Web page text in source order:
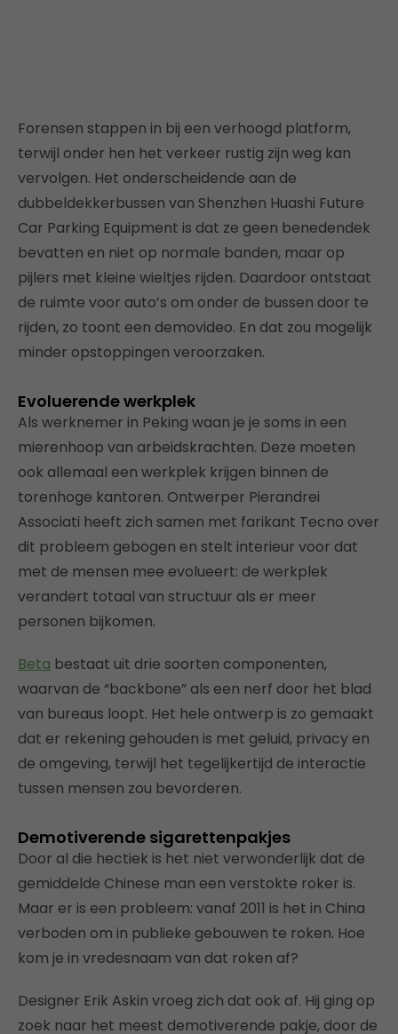
Forensen stappen in bij een verhoogd platform,
terwijl onder hen het verkeer rustig zijn weg kan
vervolgen. Het onderscheidende aan de
dubbeldekkerbussen van Shenzhen Huashi Future
Car Parking Equipment is dat ze geen benedendek
bevatten en niet op normale banden, maar op
pijlers met kleine wieltjes rijden. Daardoor ontstaat
de ruimte voor auto’s om onder de bussen door te
rijden, zo toont een demovideo. En dat zou mogelijk
minder opstoppingen veroorzaken.
Evoluerende werkplek
Als werknemer in Peking waan je je soms in een
mierenhoop van arbeidskrachten. Deze moeten
ook allemaal een werkplek krijgen binnen de
torenhoge kantoren. Ontwerper Pierandrei
Associati heeft zich samen met farikant Tecno over
dit probleem gebogen en stelt interieur voor dat
met de mensen mee evolueert: de werkplek
verandert totaal van structuur als er meer
personen bijkomen.
Beta bestaat uit drie soorten componenten,
waarvan de “backbone” als een nerf door het blad
van bureaus loopt. Het hele ontwerp is zo gemaakt
dat er rekening gehouden is met geluid, privacy en
de omgeving, terwijl het tegelijkertijd de interactie
tussen mensen zou bevorderen.
Demotiverende sigarettenpakjes
Door al die hectiek is het niet verwonderlijk dat de
gemiddelde Chinese man een verstokte roker is.
Maar er is een probleem: vanaf 2011 is het in China
verboden om in publieke gebouwen te roken. Hoe
kom je in vredesnaam van dat roken af?
Designer Erik Askin vroeg zich dat ook af. Hij ging op
zoek naar het meest demotiverende pakje, door de